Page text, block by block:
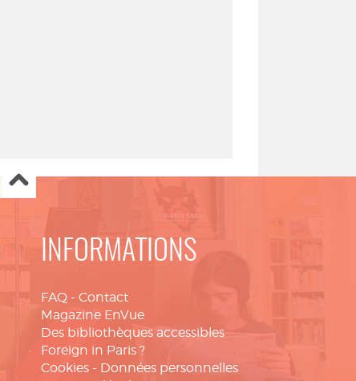
INFORMATIONS
FAQ - Contact
Magazine EnVue
Des bibliothèques accessibles
Foreign in Paris ?
Cookies - Données personnelles